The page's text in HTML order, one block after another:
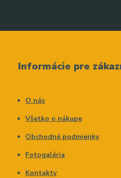
Informácie pre
O nás
Všetko o nákupe
Obchodné podmienky
Fotogaléria
Kontakty